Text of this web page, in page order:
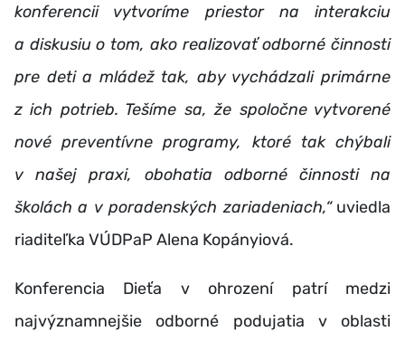
konferencii vytvoríme priestor na interakciu
a diskusiu o tom, ako realizovať odborné činnosti
pre deti a mládež tak, aby vychádzali primárne
z ich potrieb. Tešíme sa, že spoločne vytvorené
nové preventívne programy, ktoré tak chýbali
v našej praxi, obohatia odborné činnosti na
školách a v poradenských zariadeniach,“uviedla
riaditeľka VÚDPaP Alena Kopányiová.
Konferencia Dieťa v ohrození patrí medzi
najvýznamnejšie odborné podujatia v oblasti